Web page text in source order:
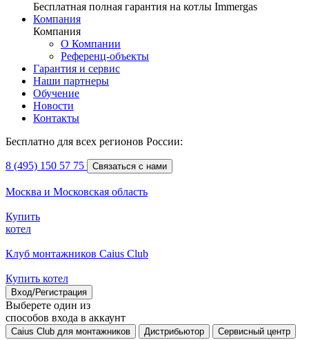
Бесплатная полная гарантия на котлы Immergas
Компания
Компания
О Компании
Референц-объекты
Гарантия и сервис
Наши партнеры
Обучение
Новости
Контакты
Бесплатно для всех регионов России:
8 (495) 150 57 75 Связаться с нами
Москва и Московская область
Купить
котел
Клуб монтажников Caius Club
Купить котел
Вход/Регистрация
Выберете один из
способов входа в аккаунт
Caius Club для монтажников Дистрибьютор Сервисный центр